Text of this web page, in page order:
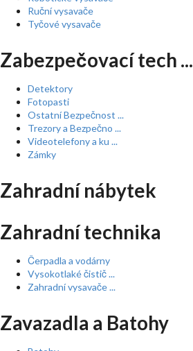
Ruční vysavače
Tyčové vysavače
Zabezpečovací tech ...
Detektory
Fotopasti
Ostatní Bezpečnost ...
Trezory a Bezpečno ...
Videotelefony a ku ...
Zámky
Zahradní nábytek
Zahradní technika
Čerpadla a vodárny
Vysokotlaké čistič ...
Zahradní vysavače ...
Zavazadla a Batohy